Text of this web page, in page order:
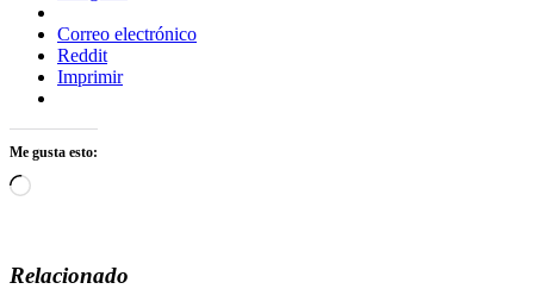
Correo electrónico
Reddit
Imprimir
Me gusta esto:
Cargando...
Relacionado